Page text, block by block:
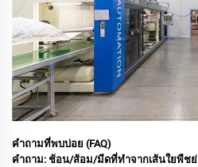
คำถามที่พบบ่อย (FAQ)
คำถาม: ช้อน/ส้อม/มีดที่ทำจากเส้นใยพืช